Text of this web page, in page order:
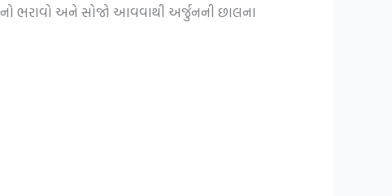
ભરાવો અને સોજો આવવાથી અર્જુનની છાલના